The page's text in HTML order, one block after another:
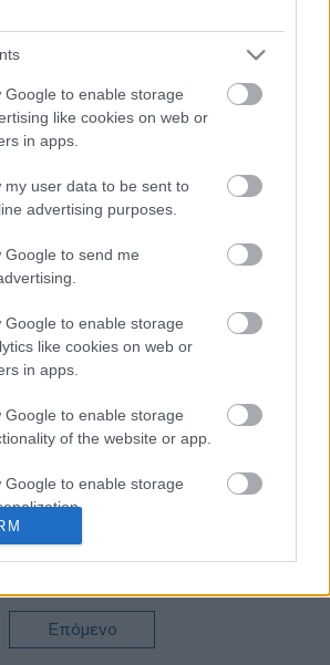
Google to enable storage
like cookies on web or
in apps.
my user data to be sent to
advertising purposes.
Google to send me
Google to enable storage
like cookies on web or
in apps.
Google to enable storage
of the website or app.
Google to enable storage
to enable storage
fraud prevention, and other
ίσως ξεπερνά έως και
4 φορές τις επίσημες
προειδοποιεί για
«σιωπηλή» εξάπλωση
της επιδημίας Έμπολα
Ο ΠΟΥ προειδοποιεί
ότι τα ετήσια
περιστατικά καρκίνου
«Καμπανάκι» ΠΟΥ για
Επόμενο